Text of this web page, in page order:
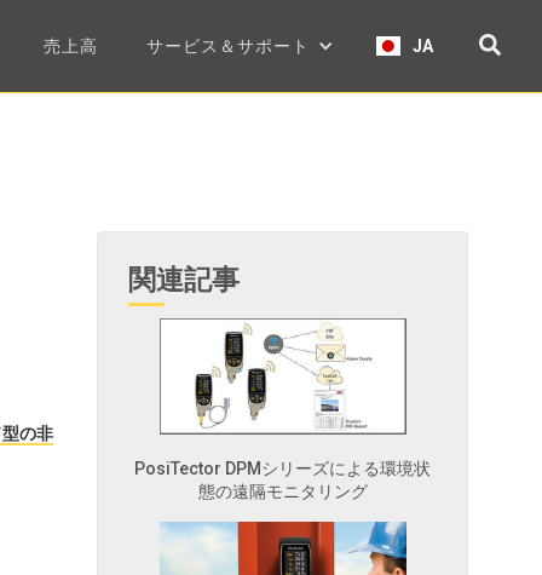
売上高 サービス＆サポート JA
の非
関連記事
PosiTector DPMシリーズによる環境状
態の遠隔モニタリング